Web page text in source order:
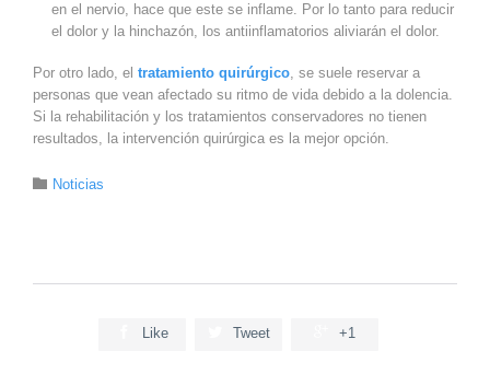
en el nervio, hace que este se inflame. Por lo tanto para reducir
el dolor y la hinchazón, los antiinflamatorios aliviarán el dolor.
Por otro lado, el tratamiento quirúrgico , se suele reservar a
personas que vean afectado su ritmo de vida debido a la dolencia.
Si la rehabilitación y los tratamientos conservadores no tienen
resultados, la intervención quirúrgica es la mejor opción.
 Category
Noticias
Like Tweet +1